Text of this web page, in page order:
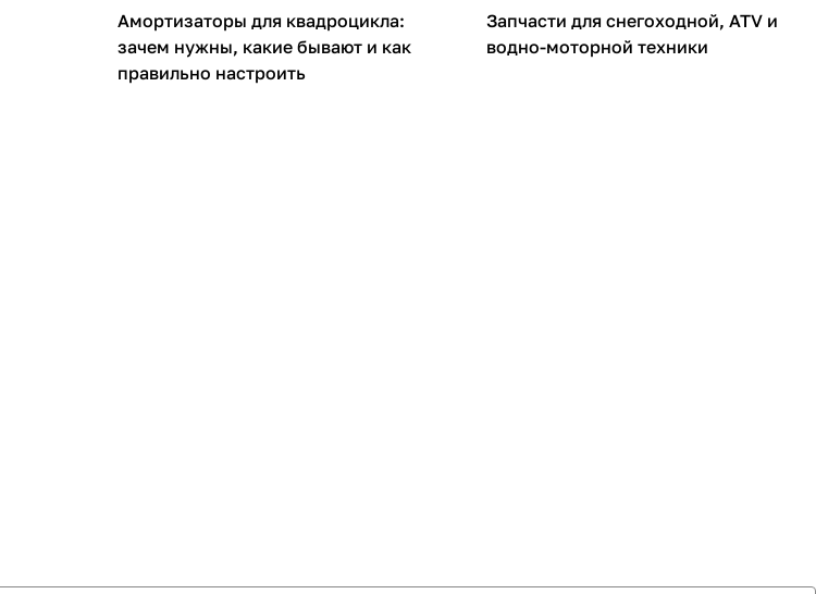
Запчасти
Амортизаторы для квадроцикла:
зачем нужны, какие бывают и как
правильно настроить
Запчасти
Запчасти для снегоходной, ATV и
водно-моторной техники